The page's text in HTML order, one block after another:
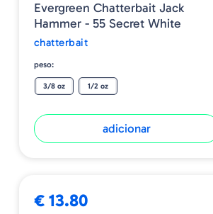
Evergreen Chatterbait Jack
Hammer - 55 Secret White
chatterbait
peso:
3/8 oz 1/2 oz
adicionar
€ 13.80